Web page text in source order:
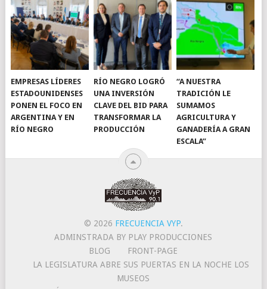
EMPRESAS LÍDERES
ESTADOUNIDENSES
PONEN EL FOCO EN
ARGENTINA Y EN
RÍO NEGRO
RÍO NEGRO LOGRÓ
UNA INVERSIÓN
CLAVE DEL BID PARA
TRANSFORMAR LA
PRODUCCIÓN
“A NUESTRA
TRADICIÓN LE
SUMAMOS
AGRICULTURA Y
GANADERÍA A GRAN
ESCALA”
© 2026 FRECUENCIA VYP.
ADMINSTRADA BY PLAY PRODUCCIONES
BLOG
FRONT-PAGE
LA LEGISLATURA ABRE SUS PUERTAS EN LA NOCHE LOS
MUSEOS